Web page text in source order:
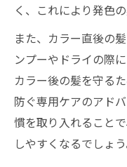
く、これにより発色
また、カラー直後の
ンプーやドライの際
カラー後の髪を守る
防ぐ専用ケアのアド
慣を取り入れること
しやすくなるでしょう